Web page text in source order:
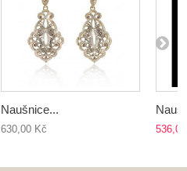
Naušnice...
630,00 Kč